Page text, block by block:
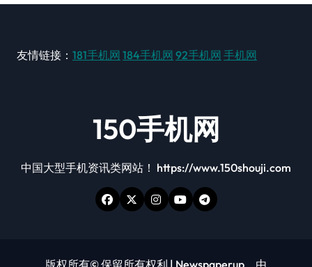
友情链接： 181手机网 184手机网 92手机网 手机网
150手机网
中国大型手机资讯类网站！ https://www.150shouji.com